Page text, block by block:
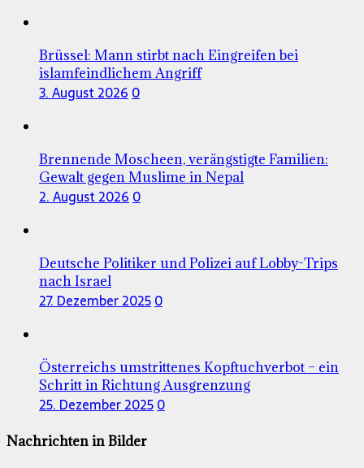
Brüssel: Mann stirbt nach Eingreifen bei
islamfeindlichem Angriff
3. August 2026 0
Brennende Moscheen, verängstigte Familien:
Gewalt gegen Muslime in Nepal
2. August 2026 0
Deutsche Politiker und Polizei auf Lobby-Trips
nach Israel
27. Dezember 20250
Österreichs umstrittenes Kopftuchverbot – ein
Schritt in Richtung Ausgrenzung
25. Dezember 20250
Nachrichten in Bilder